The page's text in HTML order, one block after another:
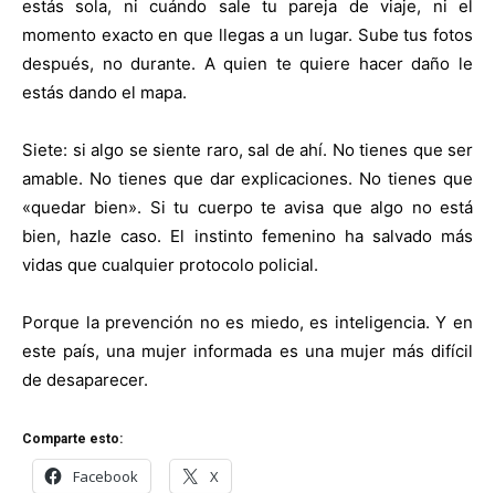
estás sola, ni cuándo sale tu pareja de viaje, ni el
momento exacto en que llegas a un lugar. Sube tus fotos
después, no durante. A quien te quiere hacer daño le
estás dando el mapa.
Siete: si algo se siente raro, sal de ahí. No tienes que ser
amable. No tienes que dar explicaciones. No tienes que
«quedar bien». Si tu cuerpo te avisa que algo no está
bien, hazle caso. El instinto femenino ha salvado más
vidas que cualquier protocolo policial.
Porque la prevención no es miedo, es inteligencia. Y en
este país, una mujer informada es una mujer más difícil
de desaparecer.
Comparte esto:
Facebook X